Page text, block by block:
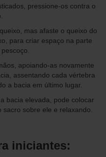
pressione-os contra o
mas afaste o queixo do
para criar espaço na parte
apoiando-as novamente
assentando cada vértebra
a bacia em último lugar.
bacia elevada, pode colocar
sobre ele e relaxando.
iniciantes: